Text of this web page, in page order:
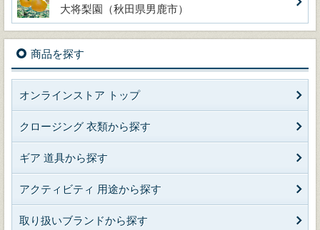
大将梨園（秋田県男鹿市）
商品を探す
オンラインストア トップ
クロージング 衣類から探す
ギア 道具から探す
アクティビティ 用途から探す
取り扱いブランドから探す